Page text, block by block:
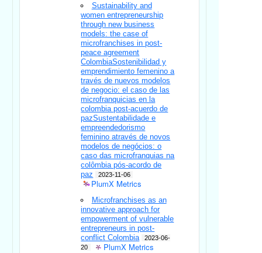
Sustainability and
women entrepreneurship
through new business
models: the case of
microfranchises in post-
peace agreement
ColombiaSostenibilidad y
emprendimiento femenino a
través de nuevos modelos
de negocio: el caso de las
microfranquicias en la
colombia post-acuerdo de
pazSustentabilidade e
empreendedorismo
feminino através de novos
modelos de negócios: o
caso das microfranquias na
colômbia pós-acordo de
paz
2023-11-06
PlumX Metrics
Microfranchises as an
innovative approach for
empowerment of vulnerable
entrepreneurs in post-
conflict Colombia
2023-06-
20
PlumX Metrics